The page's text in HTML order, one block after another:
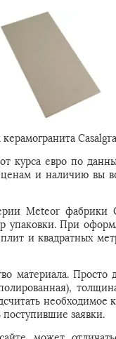
курса евро по
и наличию вы
Meteor фабрики
упаковки. При
и квадратных
материала. Просто
необходимое
заявки.